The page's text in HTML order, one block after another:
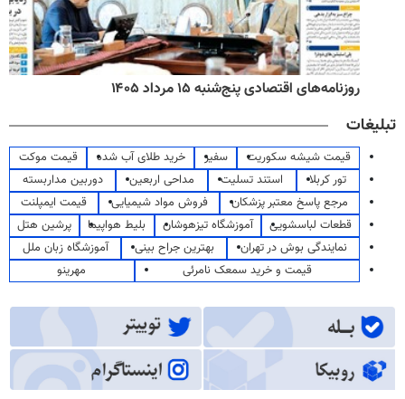
روزنامه‌های اقتصادی پنج‌شنبه ۱۵ مرداد ۱۴۰۵
تبلیغات
قیمت شیشه سکوریت سفیر خرید طلای آب شده
قیمت موکت
تور کربلا
استند تسلیت مداحی اربعین
دوربین مداربسته
مرجع پاسخ معتبر پزشکان
فروش مواد شیمیایی
قیمت ایمپلنت
قطعات لباسشویی
آموزشگاه تیزهوشان بلیط هواپیما
پرشین هتل
نمایندگی بوش در تهران
بهترین جراح بینی
آموزشگاه زبان ملل
قیمت و خرید سمعک نامرئی
مهرینو